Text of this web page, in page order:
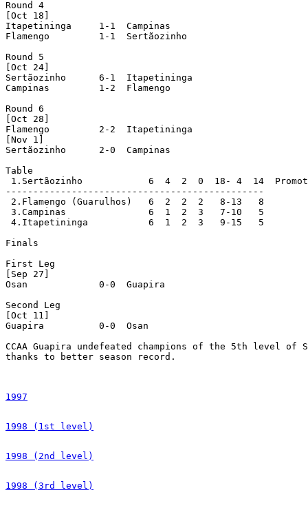
1997
1998 (1st level)
1998 (2nd level)
1998 (3rd level)